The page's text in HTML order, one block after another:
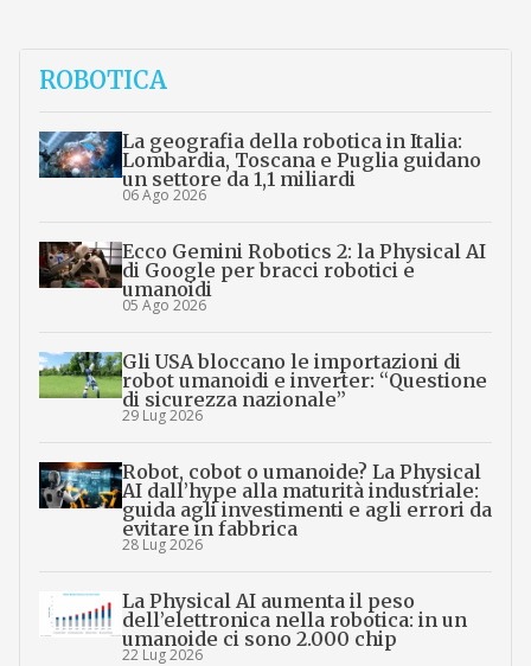
ROBOTICA
La geografia della robotica in Italia:
Lombardia, Toscana e Puglia guidano
un settore da 1,1 miliardi
06 Ago 2026
Ecco Gemini Robotics 2: la Physical AI
di Google per bracci robotici e
umanoidi
05 Ago 2026
Gli USA bloccano le importazioni di
robot umanoidi e inverter: “Questione
di sicurezza nazionale”
29 Lug 2026
Robot, cobot o umanoide? La Physical
AI dall’hype alla maturità industriale:
guida agli investimenti e agli errori da
evitare in fabbrica
28 Lug 2026
La Physical AI aumenta il peso
dell’elettronica nella robotica: in un
umanoide ci sono 2.000 chip
22 Lug 2026